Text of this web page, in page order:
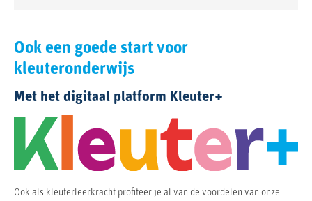
Ook een goede start voor
kleuteronderwijs
Met het digitaal platform Kleuter+
Ook als kleuterleerkracht profiteer je al van de voordelen van onze